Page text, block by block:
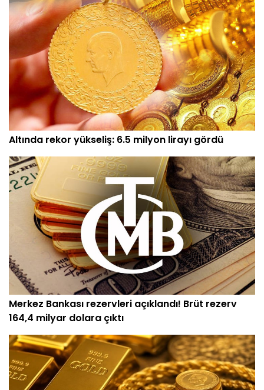
Altında rekor yükseliş: 6.5 milyon lirayı gördü
Merkez Bankası rezervleri açıklandı! Brüt rezerv
164,4 milyar dolara çıktı